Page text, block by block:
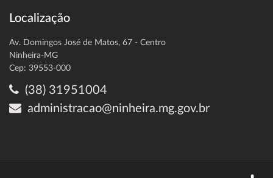
Localização
Av. Domingos José de Matos, 67 - Centro
Ninheira-MG
Cep: 39553-000
(38) 31951004
administracao@ninheira.mg.gov.br